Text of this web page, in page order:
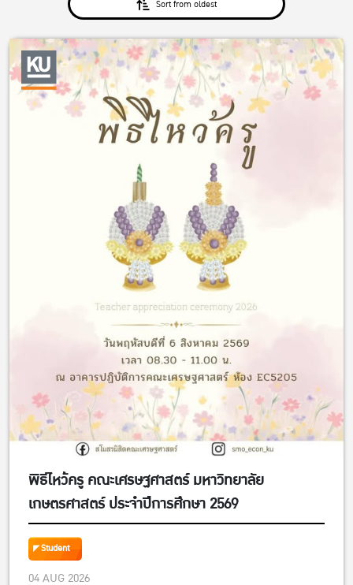
Sort from oldest
พิธีไหว้ครู คณะเศรษฐศาสตร์ มหาวิทยาลัย
เกษตรศาสตร์ ประจำปีการศึกษา 2569
Student
04 AUG 2026